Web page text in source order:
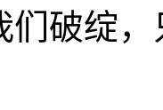
们破绽